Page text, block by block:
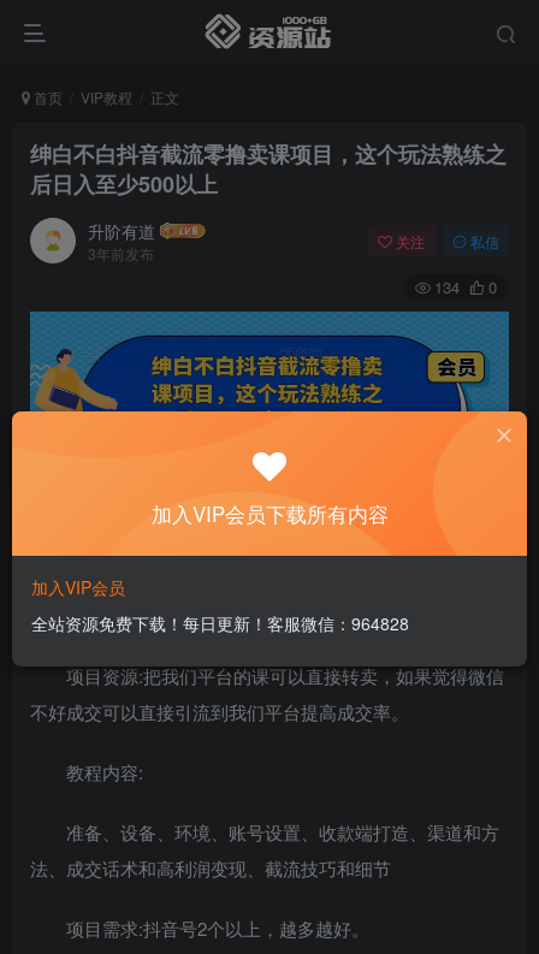
首页 VIP教程 正文
绅白不白抖音截流零撸卖课项目，这个玩法熟练之
后日入至少500以上
升阶有道
3年前发布
关注 私信
134 0
一句话介绍整个项目:用抖音去卖课大v下面去截流
引流到自己微信成交。
项目资源:把我们平台的课可以直接转卖，如果觉得微信
不好成交可以直接引流到我们平台提高成交率。
教程内容:
准备、设备、环境、账号设置、收款端打造、渠道和方
法、成交话术和高利润变现、截流技巧和细节
项目需求:抖音号2个以上，越多越好。
加入VIP会员下载所有内容
加入VIP会员
全站资源免费下载！每日更新！客服微信：964828